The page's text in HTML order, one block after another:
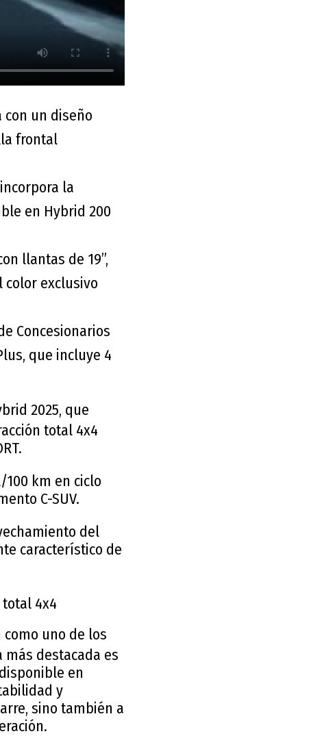
con un diseño
frontal
la
en Hybrid 200
llantas de 19”,
exclusivo
Concesionarios
que incluye 4
2025, que
total 4x4
km en ciclo
C-SUV.
del
característico de
4x4
uno de los
más destacada es
en
y
sino también a